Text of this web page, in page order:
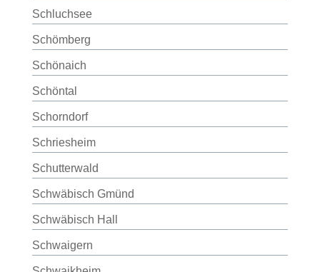
Schluchsee
Schömberg
Schönaich
Schöntal
Schorndorf
Schriesheim
Schutterwald
Schwäbisch Gmünd
Schwäbisch Hall
Schwaigern